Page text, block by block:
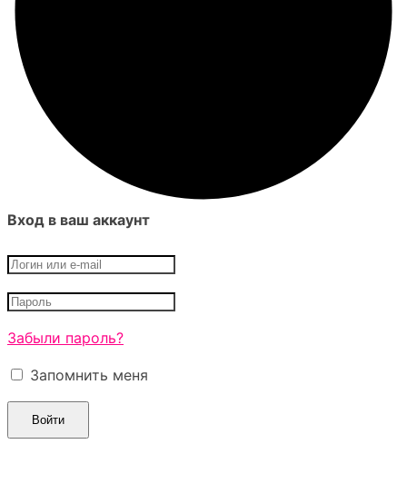
Вход в ваш аккаунт
Забыли пароль?
Запомнить меня